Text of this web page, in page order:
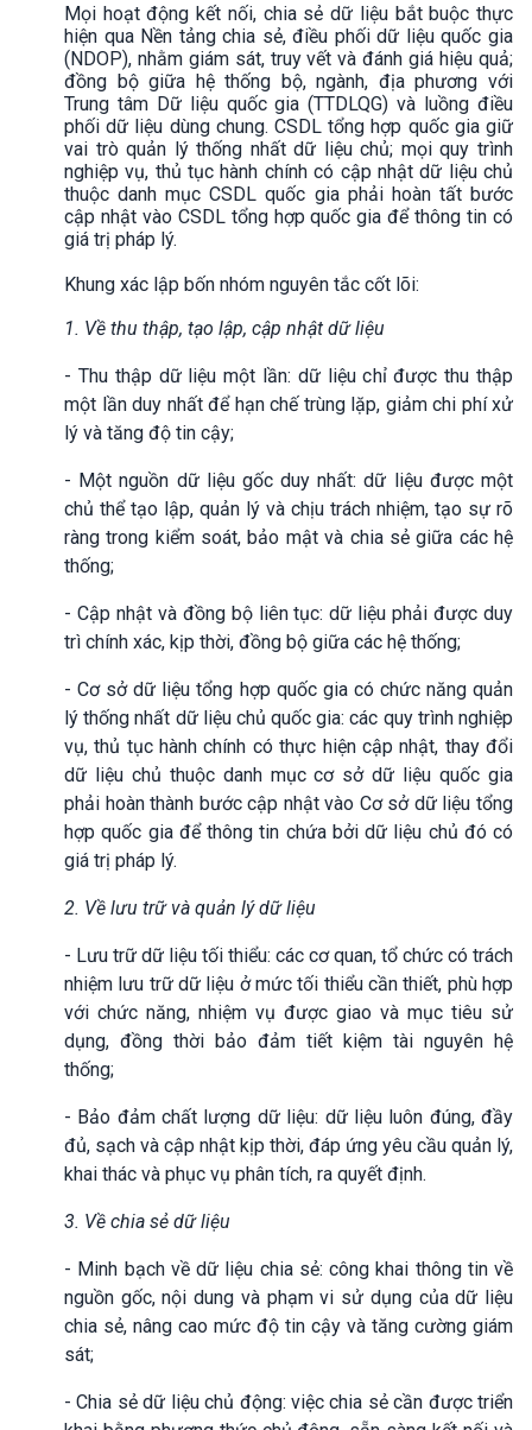
Mọi hoạt động kết nối, chia sẻ dữ liệu bắt buộc thực
hiện qua Nền tảng chia sẻ, điều phối dữ liệu quốc gia
(NDOP), nhằm giám sát, truy vết và đánh giá hiệu quả;
đồng bộ giữa hệ thống bộ, ngành, địa phương với
Trung tâm Dữ liệu quốc gia (TTDLQG) và luồng điều
phối dữ liệu dùng chung. CSDL tổng hợp quốc gia giữ
vai trò quản lý thống nhất dữ liệu chủ; mọi quy trình
nghiệp vụ, thủ tục hành chính có cập nhật dữ liệu chủ
thuộc danh mục CSDL quốc gia phải hoàn tất bước
cập nhật vào CSDL tổng hợp quốc gia để thông tin có
giá trị pháp lý.
Khung xác lập bốn nhóm nguyên tắc cốt lõi:
1. Về thu thập, tạo lập, cập nhật dữ liệu
- Thu thập dữ liệu một lần: dữ liệu chỉ được thu thập
một lần duy nhất để hạn chế trùng lặp, giảm chi phí xử
lý và tăng độ tin cậy;
- Một nguồn dữ liệu gốc duy nhất: dữ liệu được một
chủ thể tạo lập, quản lý và chịu trách nhiệm, tạo sự rõ
ràng trong kiểm soát, bảo mật và chia sẻ giữa các hệ
thống;
- Cập nhật và đồng bộ liên tục: dữ liệu phải được duy
trì chính xác, kịp thời, đồng bộ giữa các hệ thống;
- Cơ sở dữ liệu tổng hợp quốc gia có chức năng quản
lý thống nhất dữ liệu chủ quốc gia: các quy trình nghiệp
vụ, thủ tục hành chính có thực hiện cập nhật, thay đổi
dữ liệu chủ thuộc danh mục cơ sở dữ liệu quốc gia
phải hoàn thành bước cập nhật vào Cơ sở dữ liệu tổng
hợp quốc gia để thông tin chứa bởi dữ liệu chủ đó có
giá trị pháp lý.
2. Về lưu trữ và quản lý dữ liệu
- Lưu trữ dữ liệu tối thiểu: các cơ quan, tổ chức có trách
nhiệm lưu trữ dữ liệu ở mức tối thiểu cần thiết, phù hợp
với chức năng, nhiệm vụ được giao và mục tiêu sử
dụng, đồng thời bảo đảm tiết kiệm tài nguyên hệ
thống;
- Bảo đảm chất lượng dữ liệu: dữ liệu luôn đúng, đầy
đủ, sạch và cập nhật kịp thời, đáp ứng yêu cầu quản lý,
khai thác và phục vụ phân tích, ra quyết định.
3. Về chia sẻ dữ liệu
- Minh bạch về dữ liệu chia sẻ: công khai thông tin về
nguồn gốc, nội dung và phạm vi sử dụng của dữ liệu
chia sẻ, nâng cao mức độ tin cậy và tăng cường giám
sát;
- Chia sẻ dữ liệu chủ động: việc chia sẻ cần được triển